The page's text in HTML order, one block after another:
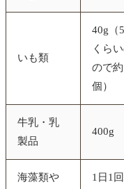
いも類
40g（
くら
ので約
個）
牛乳・乳
製品
400g
海藻類や
1日1